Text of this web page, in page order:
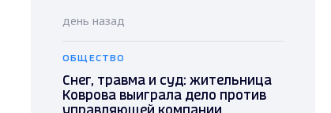
день назад
ОБЩЕСТВО
Снег, травма и суд: жительница
Коврова выиграла дело против